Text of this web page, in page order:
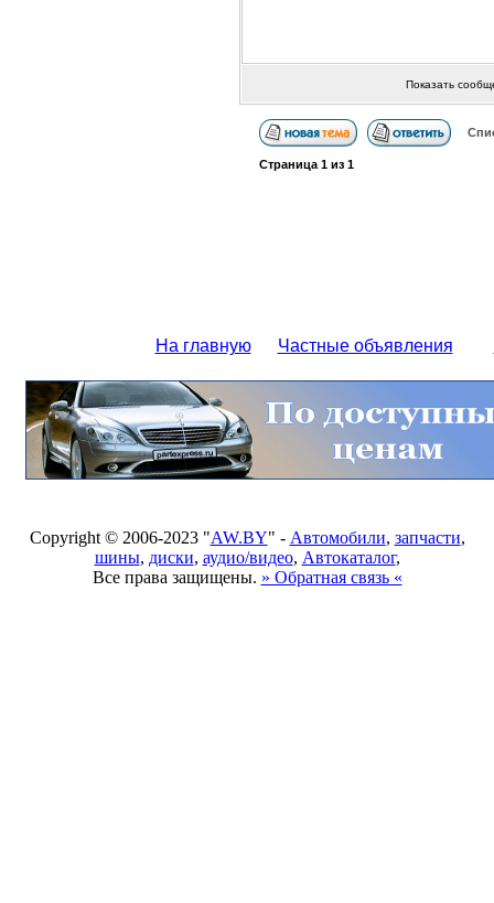
Показать
Страница 1из 1
На главную Частные объявления
Copyright © 2006-2023 "AW.BY" - Автомобили, запчасти,
шины, диски, аудио/видео, Автокаталог,
Все права защищены. » Обратная связь «